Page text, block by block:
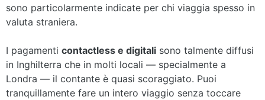
sono particolarmente indicate per chi viaggia spesso in
valuta straniera.
I pagamenti contactless e digitali sono talmente diffusi
in Inghilterra che in molti locali — specialmente a
Londra — il contante è quasi scoraggiato. Puoi
tranquillamente fare un intero viaggio senza toccare